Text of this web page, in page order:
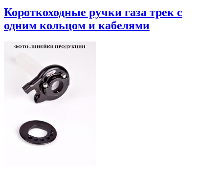
Короткоходные ручки газа трек с
одним кольцом и кабелями